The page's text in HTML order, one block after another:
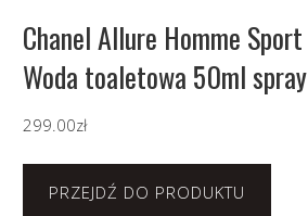
Chanel Allure Homme Sport
Woda toaletowa 50ml spray
299.00zł
PRZEJDŹ DO PRODUKTU